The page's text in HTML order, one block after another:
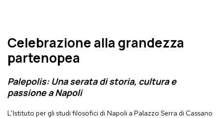
Celebrazione alla grandezza
partenopea
Palepolis: Una serata di storia, cultura e
passione a Napoli
L’Istituto per gli studi filosofici di Napoli a Palazzo Serra di Cassano